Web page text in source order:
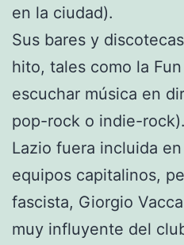
en la ciudad).
Sus bares y
hito, tales como la
escuchar música en
pop-rock o indie-
Lazio fuera incluida
equipos capitalinos,
fascista, Giorgio
muy influyente del